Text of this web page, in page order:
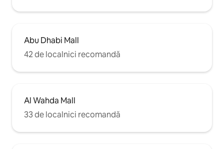
Abu Dhabi Mall
42 de localnici recomandă
Al Wahda Mall
33 de localnici recomandă